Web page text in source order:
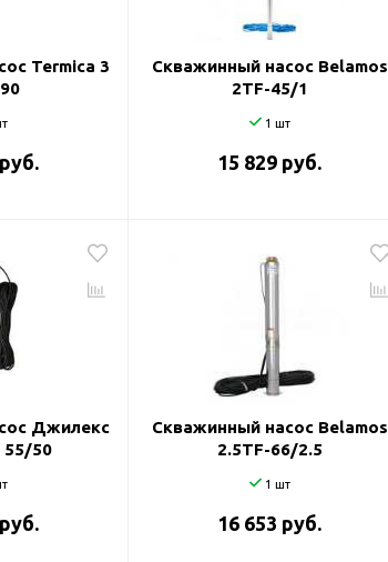
Termica 3
Скважинный насос Belamos
2TF-45/1
1 шт
15 829 руб.
Джилекс
50
Скважинный насос Belamos
2.5TF-66/2.5
1 шт
16 653 руб.